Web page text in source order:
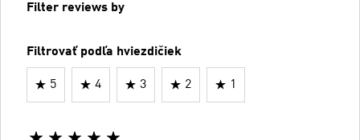
Filter reviews by
Filtrovať podľa hviezdičiek
5 4 3 2 1